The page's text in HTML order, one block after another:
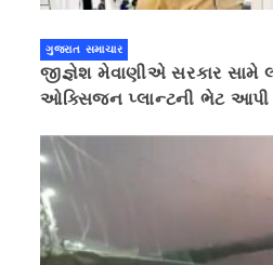
ગુજરાત સમાચાર
જીજ્ઞેશ મેવાણીએ સરકાર સામે
ઓક્સિજન પ્લાન્ટની ભેટ આપી